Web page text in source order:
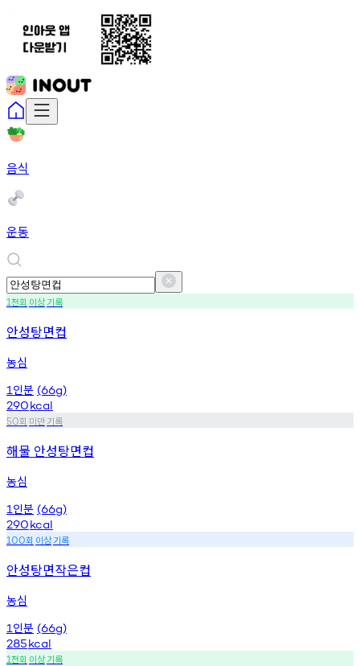
음식
운동
1천회 이상기록
안성탕면컵
농심
1 인분 (66g)
290kcal
50회 미만기록
해물 안성탕면컵
농심
1 인분 (66g)
290kcal
100회 이상기록
안성탕면작은컵
농심
1 인분 (66g)
285kcal
1천회 이상기록